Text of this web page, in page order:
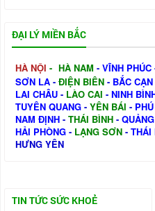
ĐẠI LÝ MIỀN BẮC
HÀ NỘI - HÀ NAM - VĨNH PHÚC
SƠN LA - ĐIỆN BIÊN - BẮC CẠN
LAI CHÂU - LÀO CAI - NINH
TUYÊN QUANG - YÊN BÁI -
NAM ĐỊNH - THÁI BÌNH -
HẢI PHÒNG - LẠNG SƠN - THÁI
HƯNG YÊN
TIN TỨC SỨC KHOẺ